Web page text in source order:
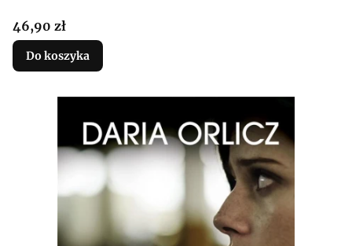
Cena
46,90 zł
Do koszyka